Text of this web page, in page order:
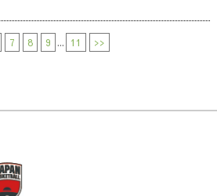
7 8 9 ... 11 >>